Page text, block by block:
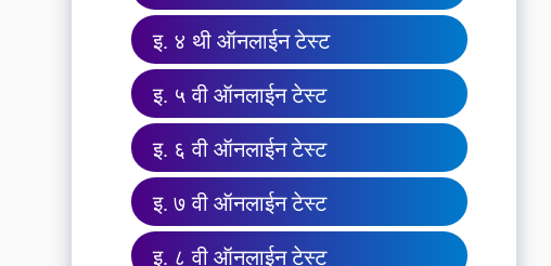
इ. ४ थी ऑनलाईन टेस्ट
इ. ५ वी ऑनलाईन टेस्ट
इ. ६ वी ऑनलाईन टेस्ट
इ. ७ वी ऑनलाईन टेस्ट
इ. ८ वी ऑनलाईन टेस्ट